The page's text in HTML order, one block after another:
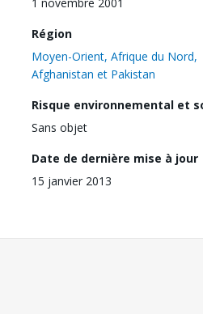
Région
Moyen-Orient, Afrique du Nord,
Afghanistan et Pakistan
Risque environnemental et
Sans objet
Date de dernière mise à jour
15 janvier 2013